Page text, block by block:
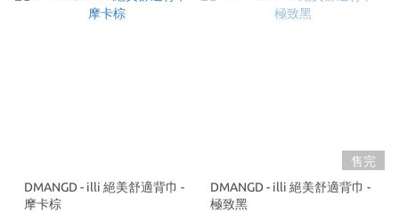
DMANGD - illi 絕美舒適背巾 -
摩卡棕
售完
DMANGD - illi 絕美舒適背巾 -
極致黑